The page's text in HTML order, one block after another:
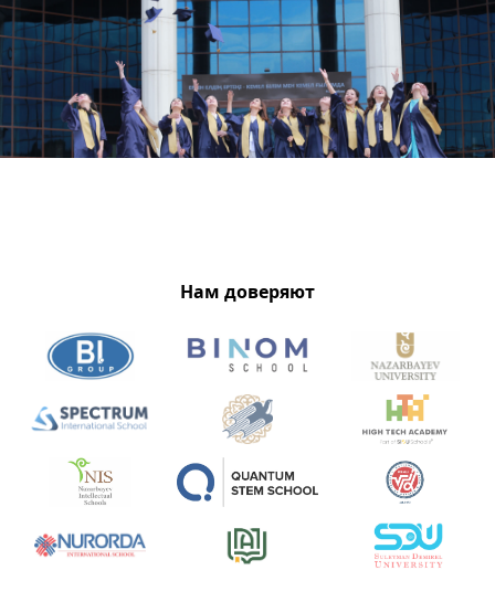
Нам доверяют